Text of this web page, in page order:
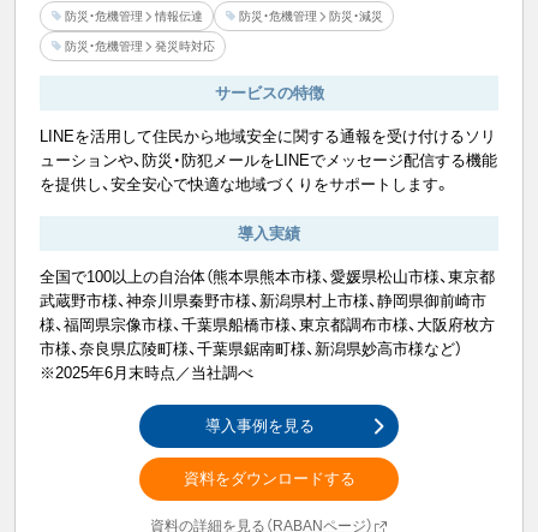
防災・危機管理 情報伝達 防災・危機管理 防災・減災
防災・危機管理 発災時対応
サービスの特徴
LINEを活用して住民から地域安全に関する通報を受け付けるソリ
ューションや、防災・防犯メールをLINEでメッセージ配信する機能
を提供し、安全安心で快適な地域づくりをサポートします。
導入実績
全国で100以上の自治体（熊本県熊本市様、愛媛県松山市様、東京都
武蔵野市様、神奈川県秦野市様、新潟県村上市様、静岡県御前崎市
様、福岡県宗像市様、千葉県船橋市様、東京都調布市様、大阪府枚方
市様、奈良県広陵町様、千葉県鋸南町様、新潟県妙高市様など）
※2025年6月末時点／当社調べ
導入事例を見る
資料をダウンロードする
資料の詳細を見る（RABANページ）